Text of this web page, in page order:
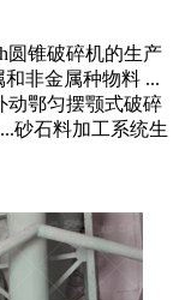
圆锥破碎机的生产
非金属种物料 ...
动鄂匀摆颚式破碎
砂石料加工系统生